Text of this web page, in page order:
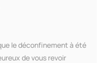
le déconfinement à été
de vous revoir